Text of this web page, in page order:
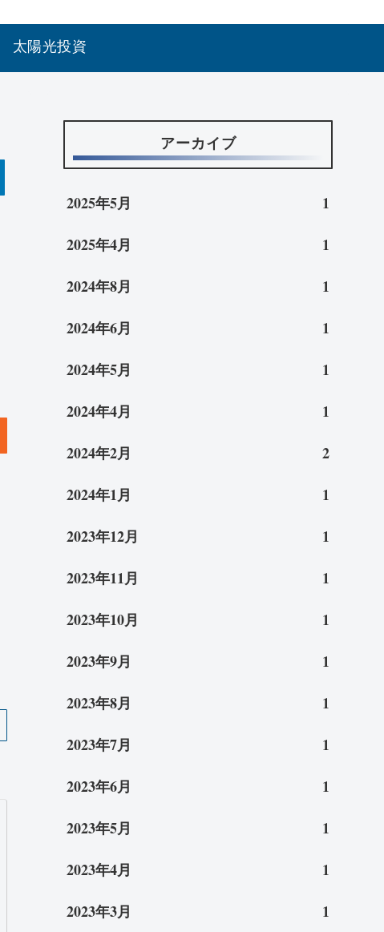
太陽光投資
アーカイブ
2025年5月
1
2025年4月
1
2024年8月
1
2024年6月
1
2024年5月
1
2024年4月
1
2024年2月
2
2024年1月
1
2023年12月
1
2023年11月
1
2023年10月
1
2023年9月
1
2023年8月
1
2023年7月
1
2023年6月
1
2023年5月
1
2023年4月
1
2023年3月
1